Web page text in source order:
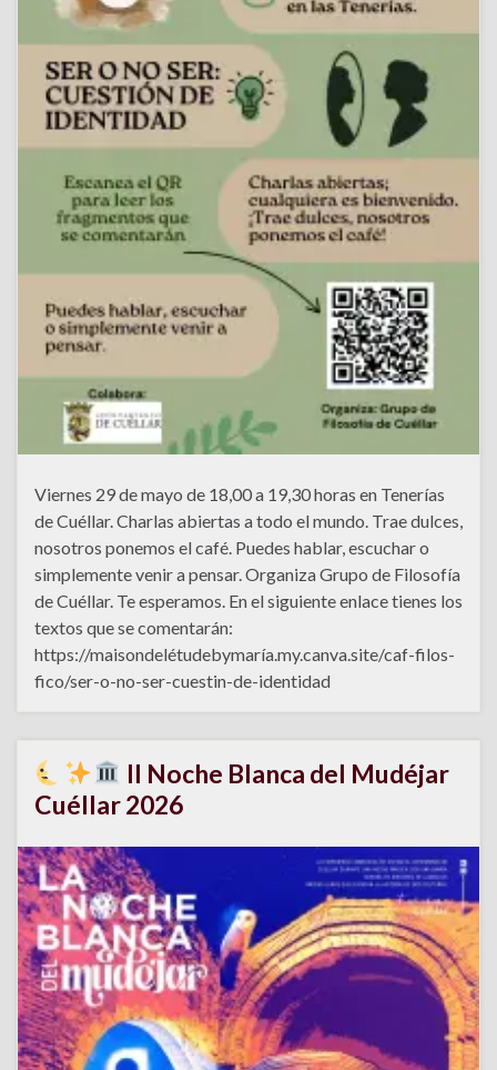
Viernes 29 de mayo de 18,00 a 19,30 horas en Tenerías
de Cuéllar. Charlas abiertas a todo el mundo. Trae dulces,
nosotros ponemos el café. Puedes hablar, escuchar o
simplemente venir a pensar. Organiza Grupo de Filosofía
de Cuéllar. Te esperamos. En el siguiente enlace tienes los
textos que se comentarán:
https://maisondelétudebymaría.my.canva.site/caf-filos-
fico/ser-o-no-ser-cuestin-de-identidad
II Noche Blanca del Mudéjar
Cuéllar 2026